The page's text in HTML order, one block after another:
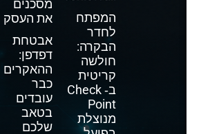
המפתח
לחדר
הבקרה:
חולשה
קריטית
ב‑ Check
Point
מנוצלת
מסכנים
את העסק
אבטחת
דפדפן:
ההאקרים
כבר
עובדים
בטאב
שלכם